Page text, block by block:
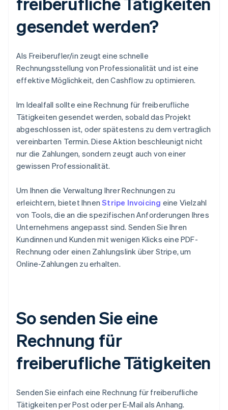
gesendet werden?
Als Freiberufler/in zeugt eine schnelle
Rechnungsstellung von Professionalität und ist eine
effektive Möglichkeit, den Cashflow zu optimieren.
Im Idealfall sollte eine Rechnung für freiberufliche
Tätigkeiten gesendet werden, sobald das Projekt
abgeschlossen ist, oder spätestens zu dem vertraglich
vereinbarten Termin. Diese Aktion beschleunigt nicht
nur die Zahlungen, sondern zeugt auch von einer
gewissen Professionalität.
Um Ihnen die Verwaltung Ihrer Rechnungen zu
erleichtern, bietet IhnenStripe Invoicing eine Vielzahl
von Tools, die an die spezifischen Anforderungen Ihres
Unternehmens angepasst sind. Senden Sie Ihren
Kundinnen und Kunden mit wenigen Klicks eine PDF-
Rechnung oder einen Zahlungslink über Stripe, um
Online-Zahlungen zu erhalten.
So senden Sie eine
Rechnung für
freiberufliche Tätigkeiten
Senden Sie einfach eine Rechnung für freiberufliche
Tätigkeiten per Post oder per E-Mail als Anhang.